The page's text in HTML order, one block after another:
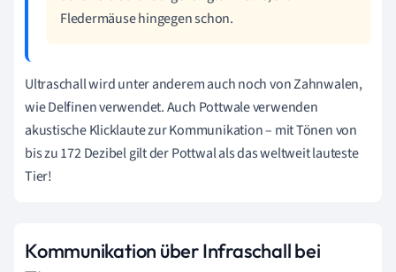
Fledermäuse hingegen schon.
Ultraschall wird unter anderem auch noch von Zahnwalen,
wie Delfinen verwendet. Auch Pottwale verwenden
akustische Klicklaute zur Kommunikation – mit Tönen von
bis zu 172 Dezibel gilt der Pottwal als das weltweit lauteste
Tier!
Kommunikation über Infraschall bei